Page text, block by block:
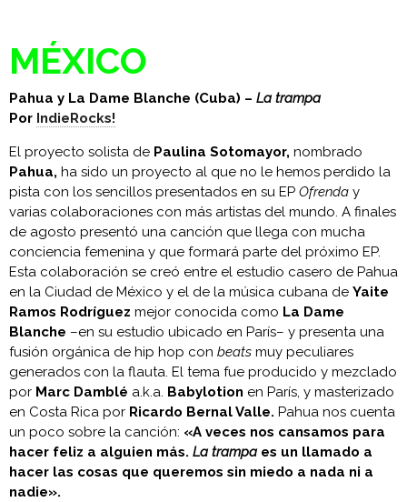
MÉXICO
Pahua y La Dame Blanche (Cuba) – La trampa
Por IndieRocks!
El proyecto solista de Paulina Sotomayor, nombrado
Pahua, ha sido un proyecto al que no le hemos perdido la
pista con los sencillos presentados en su EP Ofrenda y
varias colaboraciones con más artistas del mundo. A finales
de agosto presentó una canción que llega con mucha
conciencia femenina y que formará parte del próximo EP.
Esta colaboración se creó entre el estudio casero de Pahua
en la Ciudad de México y el de la música cubana de Yaite
Ramos Rodríguez mejor conocida como La Dame
Blanche –en su estudio ubicado en París– y presenta una
fusión orgánica de hip hop con beats muy peculiares
generados con la flauta. El tema fue producido y mezclado
por Marc Damblé a.k.a. Babylotion en París, y masterizado
en Costa Rica por Ricardo Bernal Valle. Pahua nos cuenta
un poco sobre la canción: «A veces nos cansamos para
hacer feliz a alguien más. La trampaes un llamado a
hacer las cosas que queremos sin miedo a nada ni a
nadie».